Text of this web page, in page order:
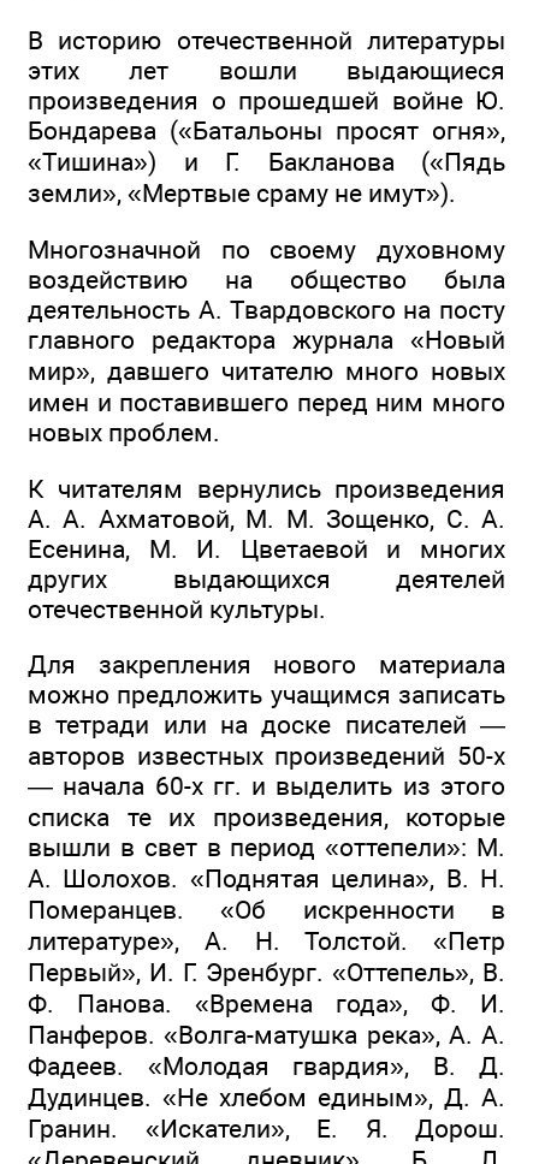
В историю отечественной литературы
этих лет вошли выдающиеся
произведения о прошедшей войне Ю.
Бондарева («Батальоны просят огня»,
«Тишина») и Г. Бакланова («Пядь
земли», «Мертвые сраму не имут»).
Многозначной по своему духовному
воздействию на общество была
деятельность А. Твардовского на посту
главного редактора журнала «Новый
мир», давшего читателю много новых
имен и поставившего перед ним много
новых проблем.
К читателям вернулись произведения
А. А. Ахматовой, М. М. Зощенко, С. А.
Есенина, М. И. Цветаевой и многих
других выдающихся деятелей
отечественной культуры.
Для закрепления нового материала
можно предложить учащимся записать
в тетради или на доске писателей —
авторов известных произведений 50-х
— начала 60-х гг. и выделить из этого
списка те их произведения, которые
вышли в свет в период «оттепели»: М.
А. Шолохов. «Поднятая целина», В. Н.
Померанцев. «Об искренности в
литературе», А. Н. Толстой. «Петр
Первый», И. Г. Эренбург. «Оттепель», В.
Ф. Панова. «Времена года», Ф. И.
Панферов. «Волга-матушка река», А. А.
Фадеев. «Молодая гвардия», В. Д.
Дудинцев. «Не хлебом единым», Д. А.
Гранин. «Искатели», Е. Я. Дорош.